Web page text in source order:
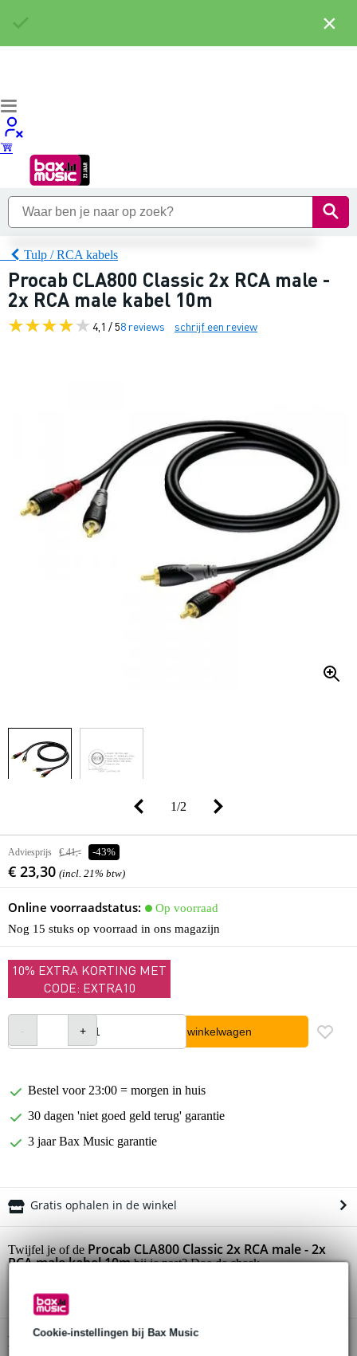
Cookie-instellingen bij Bax Music
Tulp / RCA kabels
Procab CLA800 Classic 2x RCA male -
2x RCA male kabel 10m
4,1 / 58 reviews schrijf een review
1/2
Adviesprijs € 41,- -43%
€ 23,30 (incl. 21% btw)
Online voorraadstatus:
Op voorraad
Nog 15 stuks op voorraad in ons magazijn
10% EXTRA KORTING MET
CODE: EXTRA10
In winkelwagen
Bestel voor 23:00 = morgen in huis
30 dagen 'niet goed geld terug' garantie
3 jaar Bax Music garantie
Gratis ophalen in de winkel
Twijfel je of de Procab CLA800 Classic 2x RCA male - 2x
RCA male kabel 10mbij je past? Doe de check.
Productinformatie
×